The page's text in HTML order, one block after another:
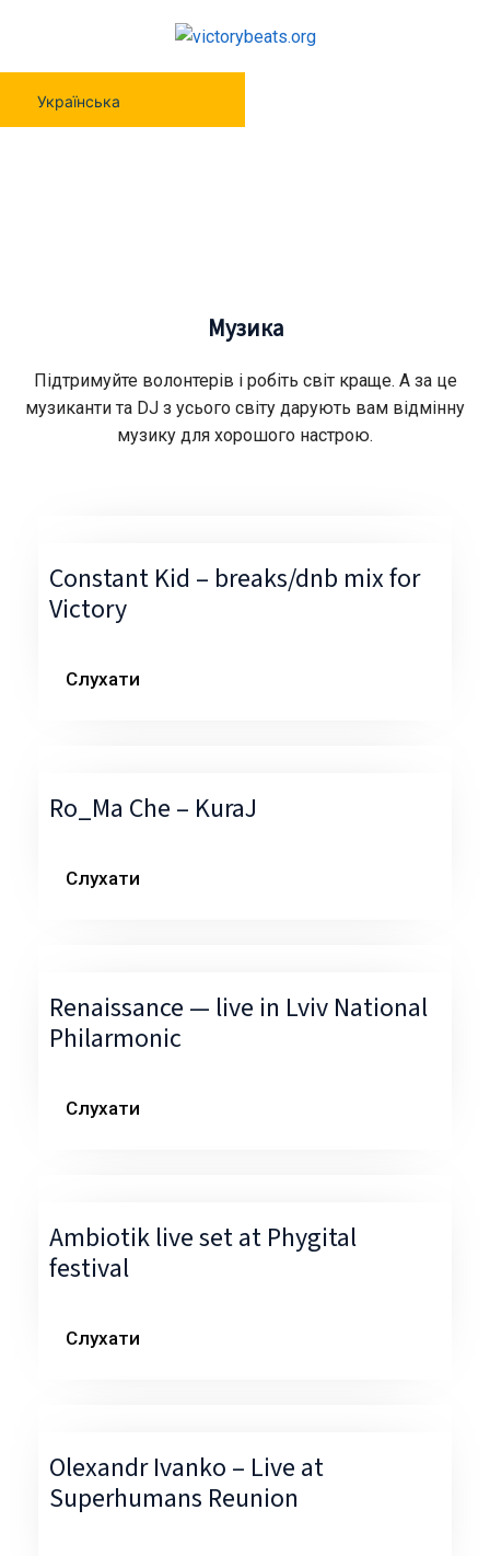
Українська
Музика
Підтримуйте волонтерів і робіть світ краще. А за це
музиканти та DJ з усього світу дарують вам відмінну
музику для хорошого настрою.
Constant Kid – breaks/dnb mix for
Victory
Слухати
Ro_Ma Che – KuraJ
Слухати
Renaissance — live in Lviv National
Philarmonic
Слухати
Ambiotik live set at Phygital
festival
Слухати
Olexandr Ivanko – Live at
Superhumans Reunion